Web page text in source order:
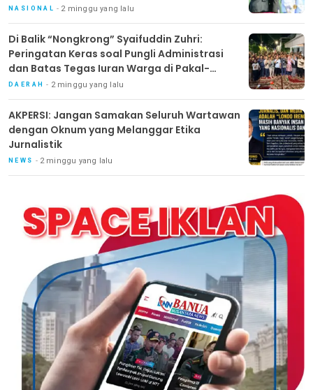
NASIONAL 2 minggu yang lalu
Di Balik “Nongkrong” Syaifuddin Zuhri:
Peringatan Keras soal Pungli Administrasi
dan Batas Tegas Iuran Warga di Pakal-
Benowo
DAERAH 2 minggu yang lalu
AKPERSI: Jangan Samakan Seluruh Wartawan
dengan Oknum yang Melanggar Etika
Jurnalistik
NEWS 2 minggu yang lalu